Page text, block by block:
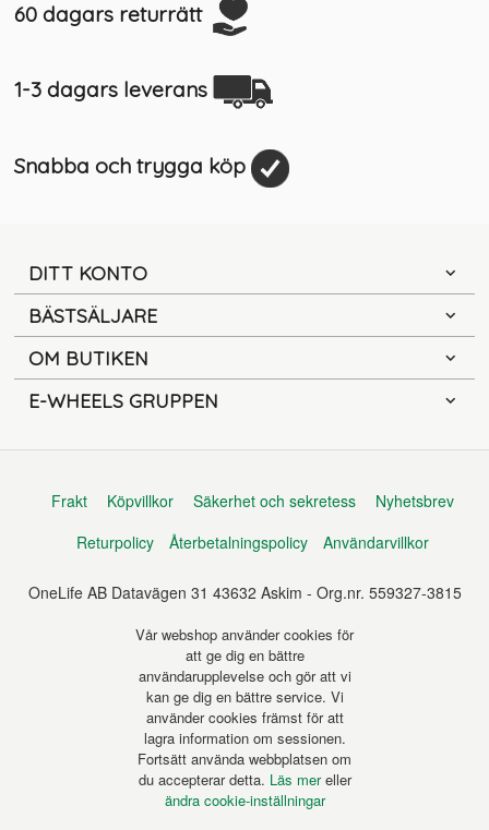
60 dagars returrätt
1-3 dagars leverans
Snabba och trygga köp
DITT KONTO
BÄSTSÄLJARE
OM BUTIKEN
E-WHEELS GRUPPEN
Frakt Köpvillkor Säkerhet och sekretess
Nyhetsbrev
Returpolicy
Återbetalningspolicy Användarvillkor
OneLife AB Datavägen 31 43632 Askim - Org.nr. 559327-3815
Vår webshop använder cookies för
att ge dig en bättre
användarupplevelse och gör att vi
kan ge dig en bättre service. Vi
använder cookies främst för att
lagra information om sessionen.
Fortsätt använda webbplatsen om
du accepterar detta. Läs mereller
ändra cookie-inställningar